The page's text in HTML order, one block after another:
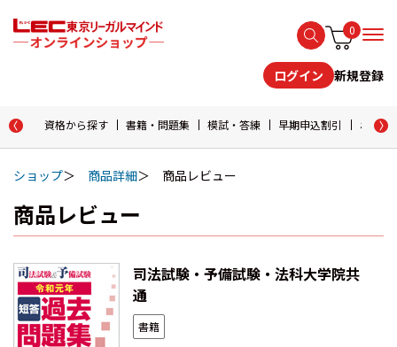
0
ログイン 新規登録
資格から探す 書籍・問題集 模試・答練 早期申込割引 おため
ショップ 商品詳細 商品レビュー
商品レビュー
司法試験・予備試験・法科大学院共
通
書籍